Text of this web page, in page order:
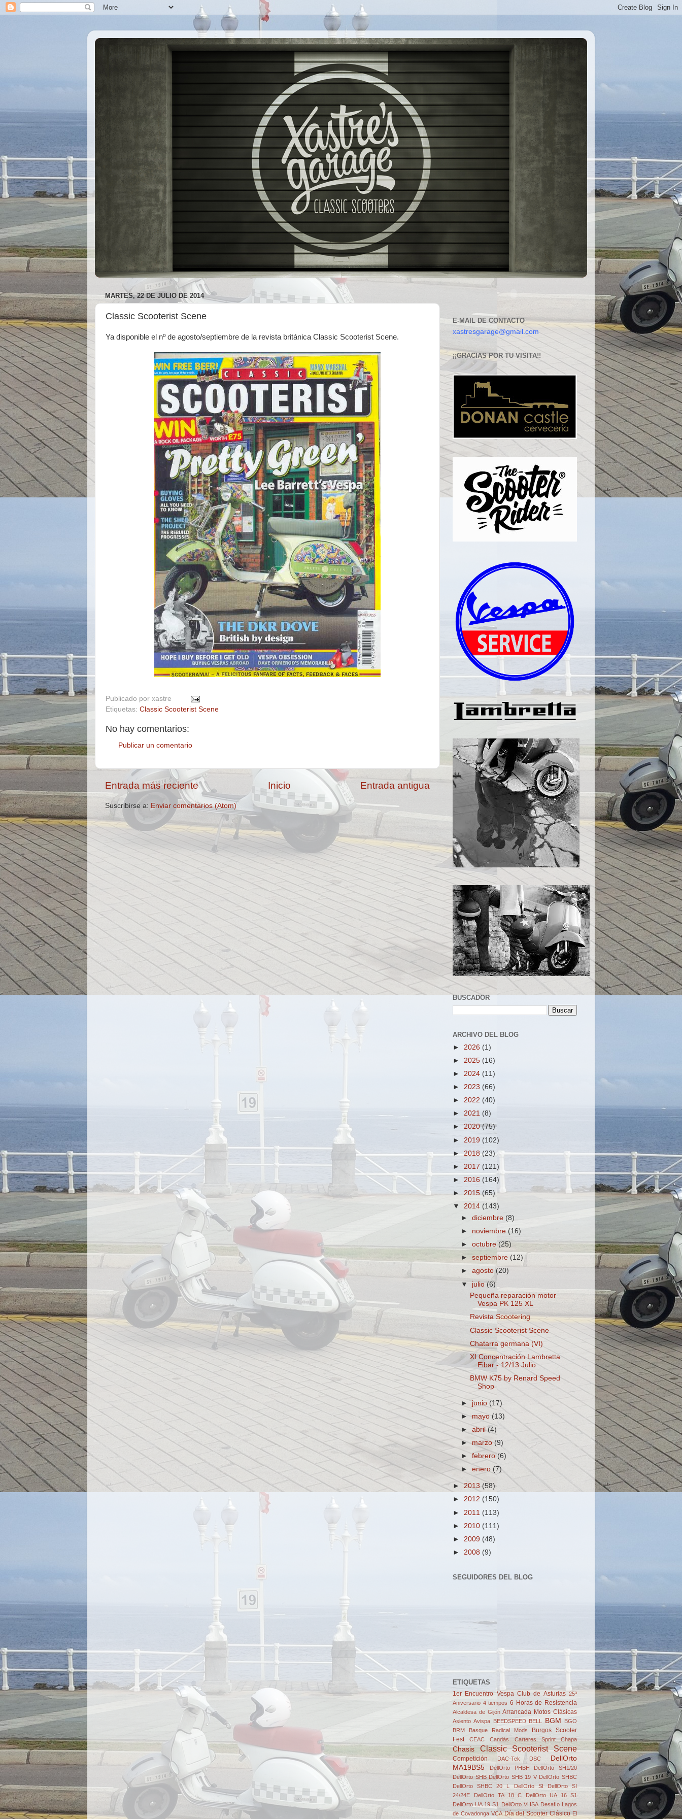
MARTES, 22 DE JULIO DE 2014
Classic Scooterist Scene
Ya disponible el nº de agosto/septiembre de la revista británica Classic Scooterist Scene.
Publicado por xastre
Etiquetas: Classic Scooterist Scene
No hay comentarios:
Publicar un comentario
Entrada más reciente Entrada antigua
Inicio
Suscribirse a: Enviar comentarios (Atom)
E-MAIL DE CONTACTO
xastresgarage@gmail.com
¡¡GRACIAS POR TU VISITA!!
BUSCADOR
ARCHIVO DEL BLOG
► 2026 (1)
► 2025 (16)
► 2024 (11)
► 2023 (66)
► 2022 (40)
► 2021 (8)
► 2020(75)
► 2019 (102)
►2018(23)
► 2017 (121)
► 2016 (164)
► 2015 (65)
▼ 2014 (143)
►diciembre (8)
► noviembre(16)
►octubre(25)
►septiembre(12)
►agosto (20)
▼julio(6)
Pequeña reparación motor
Vespa PK 125 XL
Revista Scootering
Classic Scooterist Scene
Chatarra germana (VI)
XI Concentración Lambretta
Eibar - 12/13 Julio
BMW K75 by Renard Speed
Shop
►junio (17)
►mayo (13)
►abril(4)
►marzo(9)
►febrero(6)
►enero (7)
►2013 (58)
► 2012 (150)
► 2011 (113)
► 2010 (111)
► 2009 (48)
► 2008 (9)
SEGUIDORES DEL BLOG
ETIQUETAS
1er Encuentro Vespa Club de Asturias 25ª
Aniversario 4 tiempos 6 Horas de Resistencia
Alcaldesa de Gijón Arrancada Motos Clásicas
Asiento Avispa BEEDSPEED BELL BGM
BGO
BRM
Basque Radical Mods
Burgos Scooter
Fest
CEAC Candás Carteres Sprint Chapa
Chasis Classic Scooterist Scene
Competición DAC-Tek DSC
DellOrto
MA19BS5
DellOrto PHBH
DellOrto SH1/20
DellOrto SHB DellOrto SHB 19 V DellOrto SHBC
DellOrto SHBC 20 L
DellOrto SI
DellOrto SI
24/24E
DellOrto TA 18 C
DellOrto UA 16 S1
DellOrto UA 19 S1
DellOrto VHSA Desafío Lagos
de Covadonga VCA Día del Scooter Clásico El